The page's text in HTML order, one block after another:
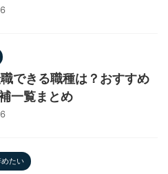
できる職種は？おすすめ
一覧まとめ
たい